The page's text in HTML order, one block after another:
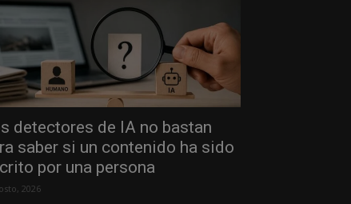
detectores de IA no bastan
saber si un contenido ha sido
por una persona
2026